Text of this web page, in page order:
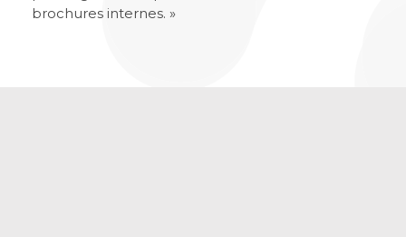
brochures internes. »